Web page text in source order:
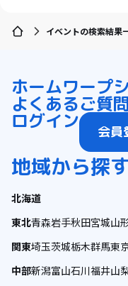
イベントの検索結果
ホームワープ
よくあるご質問
ログイン 会員
地域から探す
北海道
東北青森岩手秋田宮城山
関東埼玉茨城栃木群馬東
中部新潟富山石川福井山